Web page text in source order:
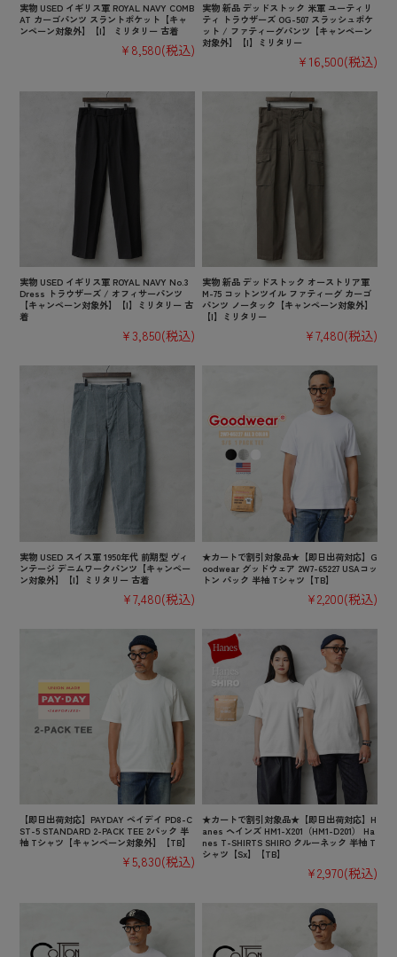
実物 USED イギリス軍 ROYAL NAVY COMB
AT カーゴパンツ スラントポケット【キャ
ンペーン対象外】【I】 ミリタリー 古着
¥8,580(税込)
実物 新品 デッドストック 米軍 ユーティリ
ティ トラウザーズ OG-507 スラッシュポケ
ット / ファティーグパンツ【キャンペーン
対象外】【I】ミリタリー
¥16,500(税込)
実物 USED イギリス軍 ROYAL NAVY No.3
Dress トラウザーズ / オフィサーパンツ
【キャンペーン対象外】【I】ミリタリー 古
着
¥3,850(税込)
実物 新品 デッドストック オーストリア軍
M-75 コットンツイル ファティーグ カーゴ
パンツ ノータック【キャンペーン対象外】
【I】ミリタリー
¥7,480(税込)
実物 USED スイス軍 1950年代 前期型 ヴィ
ンテージ デニムワークパンツ【キャンペー
ン対象外】【I】ミリタリー 古着
¥7,480(税込)
★カートで割引対象品★【即日出荷対応】G
oodwear グッドウェア 2W7-65227 USAコッ
トン パック 半袖 Tシャツ【TB】
¥2,200(税込)
【即日出荷対応】PAYDAY ペイデイ PD8-C
ST-5 STANDARD 2-PACK TEE 2パック 半
袖 Tシャツ【キャンペーン対象外】【TB】
¥5,830(税込)
★カートで割引対象品★【即日出荷対応】H
anes ヘインズ HM1-X201（HM1-D201） Ha
nes T-SHIRTS SHIRO クルーネック 半袖 T
シャツ【Sx】【TB】
¥2,970(税込)